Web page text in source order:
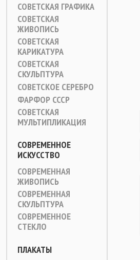
СОВЕТСКАЯ ГРАФИКА
СОВЕТСКАЯ
ЖИВОПИСЬ
СОВЕТСКАЯ
КАРИКАТУРА
СОВЕТСКАЯ
СКУЛЬПТУРА
СОВЕТСКОЕ СЕРЕБРО
ФАРФОР СССР
СОВЕТСКАЯ
МУЛЬТИПЛИКАЦИЯ
СОВРЕМЕННОЕ
ИСКУССТВО
СОВРЕМЕННАЯ
ЖИВОПИСЬ
СОВРЕМЕННАЯ
СКУЛЬПТУРА
СОВРЕМЕННОЕ
СТЕКЛО
ПЛАКАТЫ